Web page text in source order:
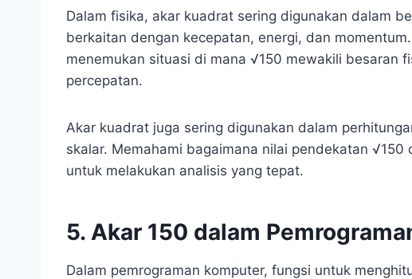
Dalam fisika, akar kuadrat sering digunakan dalam
berkaitan dengan kecepatan, energi, dan
menemukan situasi di mana √150 mewakili besaran
percepatan.
Akar kuadrat juga sering digunakan dalam
skalar. Memahami bagaimana nilai pendekatan
untuk melakukan analisis yang tepat.
5. Akar 150 dalam
Dalam pemrograman komputer, fungsi untuk